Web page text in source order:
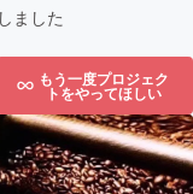
しました
もう一度プロジェク
トをやってほしい